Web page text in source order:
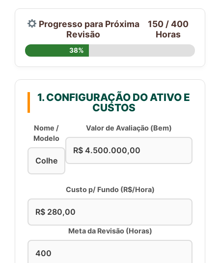
Progresso para Próxima
Revisão
150 / 400
Horas
38%
1. CONFIGURAÇÃO DO ATIVO E
CUSTOS
Nome /
Modelo
Valor de Avaliação (Bem)
Custo p/ Fundo (R$/Hora)
Meta da Revisão (Horas)